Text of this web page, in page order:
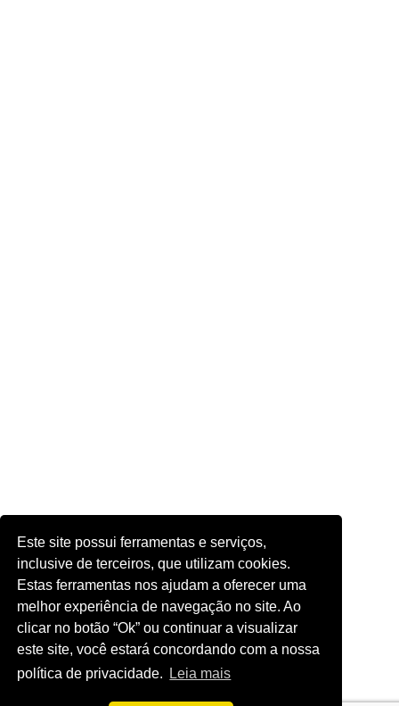
Este site possui ferramentas e serviços,
inclusive de terceiros, que utilizam cookies.
Estas ferramentas nos ajudam a oferecer uma
melhor experiência de navegação no site. Ao
clicar no botão “Ok” ou continuar a visualizar
este site, você estará concordando com a nossa
política de privacidade.
Leia mais